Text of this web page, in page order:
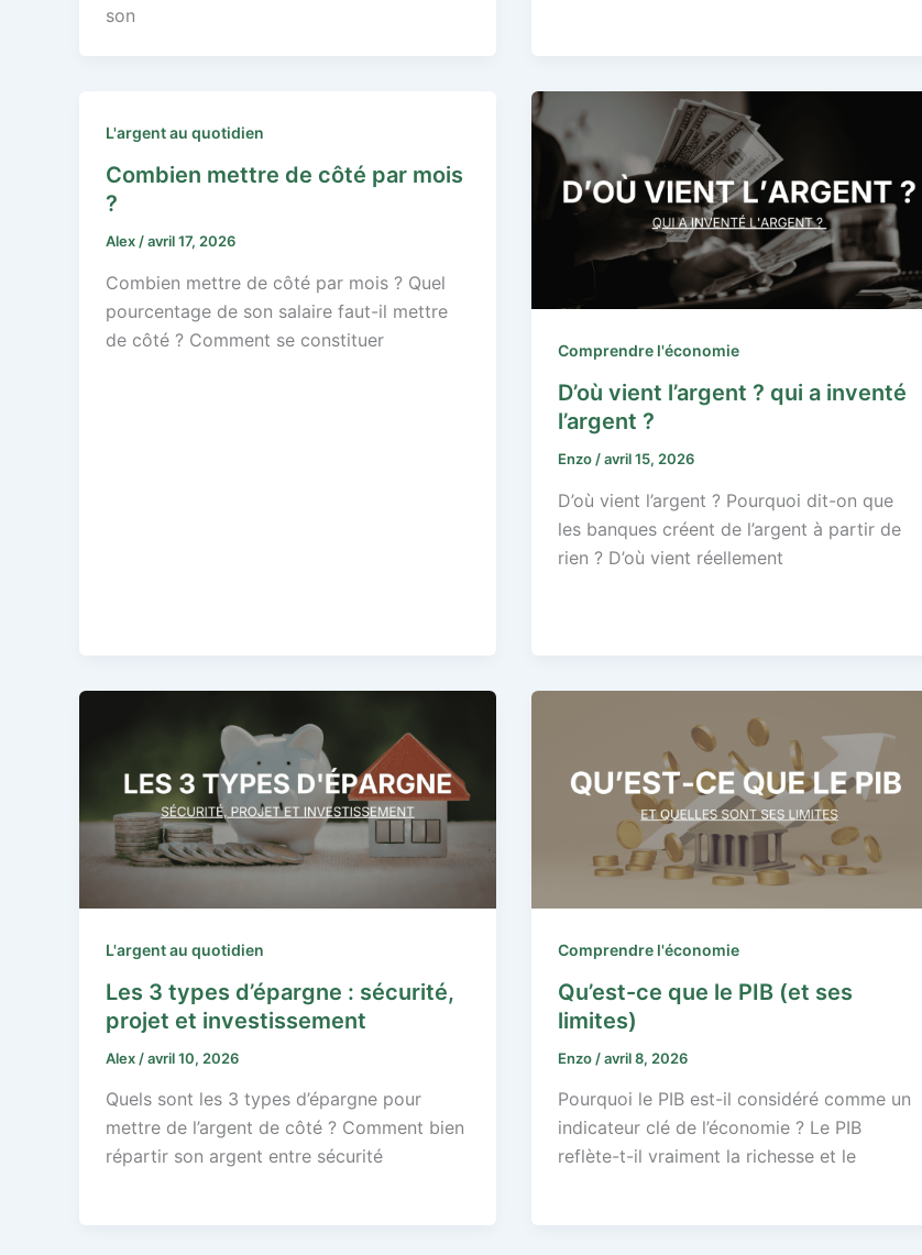
son
L'argent au quotidien
Combien mettre de côté par mois
?
Alex /avril 17, 2026
Combien mettre de côté par mois ? Quel
pourcentage de son salaire faut-il mettre
de côté ? Comment se constituer
Comprendre l'économie
D’où vient l’argent ? qui a inventé
l’argent ?
Enzo /avril 15, 2026
D’où vient l’argent ? Pourquoi dit-on que
les banques créent de l’argent à partir de
rien ? D’où vient réellement
L'argent au quotidien
Les 3 types d’épargne : sécurité,
projet et investissement
Alex /avril 10, 2026
Quels sont les 3 types d’épargne pour
mettre de l’argent de côté ? Comment bien
répartir son argent entre sécurité
Comprendre l'économie
Qu’est-ce que le PIB (et ses
limites)
Enzo /avril 8, 2026
Pourquoi le PIB est-il considéré comme un
indicateur clé de l’économie ? Le PIB
reflète-t-il vraiment la richesse et le